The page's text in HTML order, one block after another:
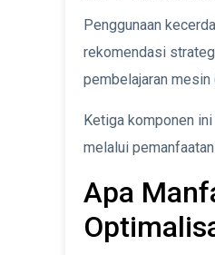
Penggunaan
rekomendasi
pembelajaran mesin
Ketiga komponen
melalui
Apa